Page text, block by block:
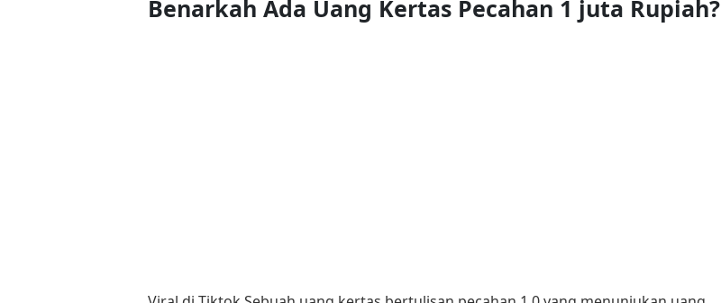
Benarkah Ada Uang Kertas Pecahan 1 juta Rupiah?